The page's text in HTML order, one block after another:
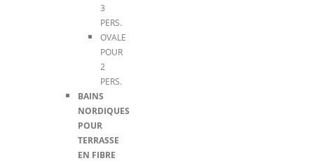
3
PERS.
OVALE
POUR
2
PERS.
BAINS
NORDIQUES
POUR
TERRASSE
EN FIBRE